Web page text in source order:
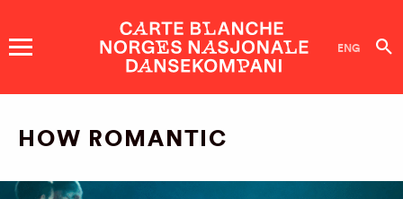
ENG
ARRANGEMENT
HOW ROMANTIC